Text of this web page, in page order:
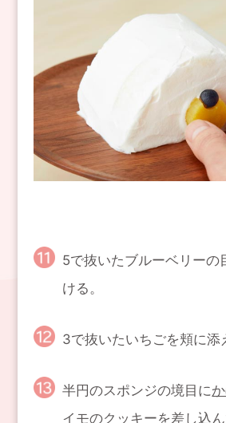
5で抜いたブルーベリーの
ける。
3で抜いたいちごを頬に添
半円のスポンジの境目に
イモのクッキーを差し込